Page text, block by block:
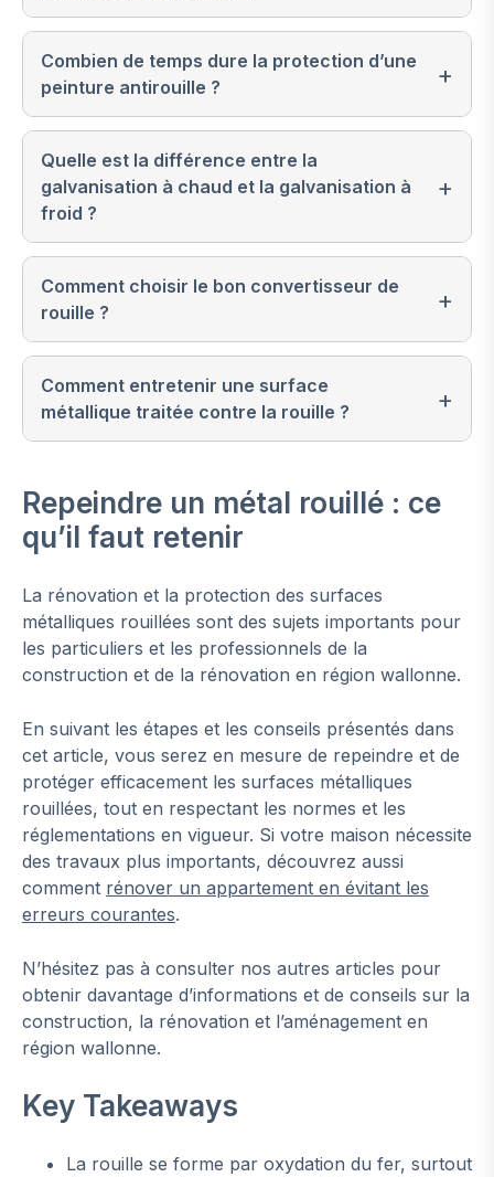
Combien de temps dure la protection d’une
peinture antirouille ?
Quelle est la différence entre la
galvanisation à chaud et la galvanisation à
froid ?
Comment choisir le bon convertisseur de
rouille ?
Comment entretenir une surface
métallique traitée contre la rouille ?
Repeindre un métal rouillé : ce
qu’il faut retenir
La rénovation et la protection des surfaces
métalliques rouillées sont des sujets importants pour
les particuliers et les professionnels de la
construction et de la rénovation en région wallonne.
En suivant les étapes et les conseils présentés dans
cet article, vous serez en mesure de repeindre et de
protéger efficacement les surfaces métalliques
rouillées, tout en respectant les normes et les
réglementations en vigueur. Si votre maison nécessite
des travaux plus importants, découvrez aussi
comment rénover un appartement en évitant les
erreurs courantes.
N’hésitez pas à consulter nos autres articles pour
obtenir davantage d’informations et de conseils sur la
construction, la rénovation et l’aménagement en
région wallonne.
Key Takeaways
La rouille se forme par oxydation du fer, surtout